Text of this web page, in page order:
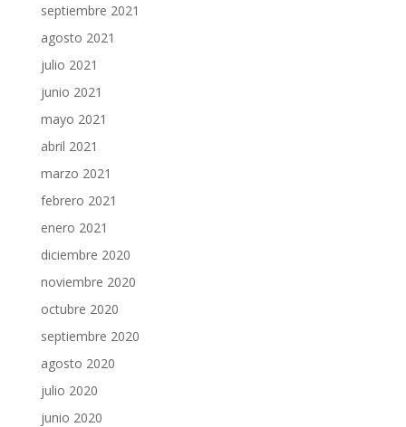
septiembre 2021
agosto 2021
julio 2021
junio 2021
mayo 2021
abril 2021
marzo 2021
febrero 2021
enero 2021
diciembre 2020
noviembre 2020
octubre 2020
septiembre 2020
agosto 2020
julio 2020
junio 2020